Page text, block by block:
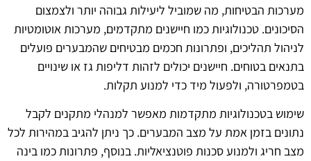
מערכות הבטיחות, מה שמוביל ליעילות גבוהה יותר ולצמצום
הסיכונים. טכנולוגיות כמו חיישנים מתקדמים, מערכות אוטומטיות
לניהול תהליכים, ופתרונות חכמים מבטיחים שהמבערים פועלים
בתנאים בטוחים. חיישנים יכולים לזהות דליפות גז או שינויים
בטמפרטורה, ולפעול מיד כדי למנוע תקלות.
שימוש בטכנולוגיות מתקדמות מאפשר למנהלי מתקנים לקבל
נתונים בזמן אמת על מצב המבערים. כך ניתן להגיב במהירות לכל
מצב חריג ולמנוע סכנות פוטנציאליות. בנוסף, פתרונות כמו בינה